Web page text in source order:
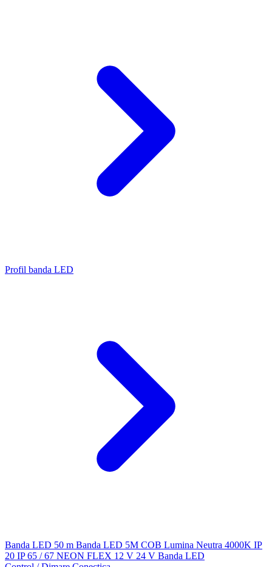
Profil banda LED
Banda LED 50 m Banda LED 5M COB Lumina Neutra 4000K IP
20 IP 65 / 67 NEON FLEX 12 V 24 V Banda LED